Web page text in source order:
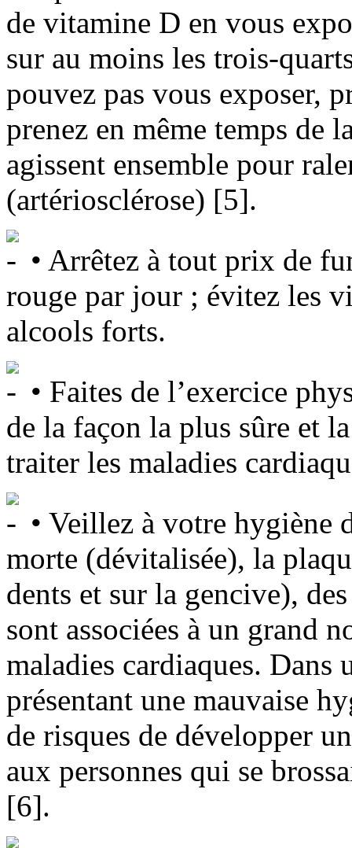
de vitamine D en vous
sur au moins les trois-
pouvez pas vous exposer,
prenez en même temps de
agissent ensemble pour
(artériosclérose) [5].
• Arrêtez à tout prix de
rouge par jour ; évitez les
alcools forts.
• Faites de l’exercice
de la façon la plus sûre et
traiter les maladies
• Veillez à votre hygiène
morte (dévitalisée), la
dents et sur la gencive),
sont associées à un grand
maladies cardiaques. Dans
présentant une mauvaise
de risques de développer
aux personnes qui se
[6].